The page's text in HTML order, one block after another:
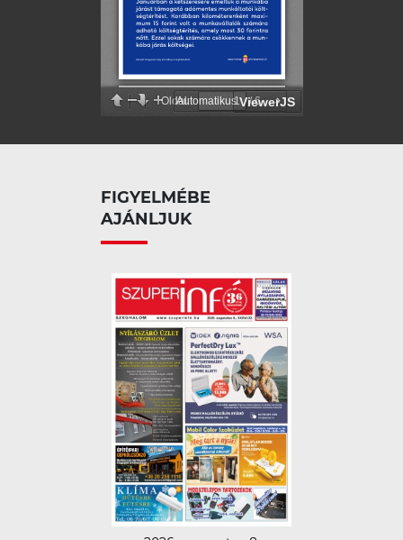
FIGYELMÉBE
AJÁNLJUK